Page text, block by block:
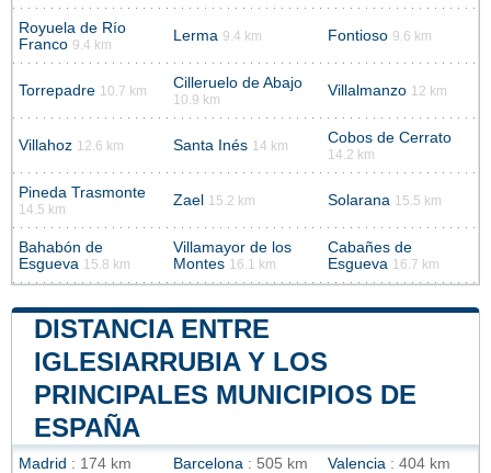
Royuela de Río
Franco 9.4 km
Lerma 9.4 km Fontioso 9.6 km
Torrepadre 10.7 km Cilleruelo de Abajo
10.9 km
Villalmanzo 12 km
Villahoz 12.6 km Santa Inés 14 km Cobos de Cerrato
14.2 km
Pineda Trasmonte
14.5 km
Zael 15.2 km Solarana 15.5 km
Bahabón de
Esgueva 15.8 km
Villamayor de los
Montes 16.1 km
Cabañes de
Esgueva 16.7 km
DISTANCIA ENTRE
IGLESIARRUBIA Y LOS
PRINCIPALES MUNICIPIOS DE
ESPAÑA
Madrid : 174 km Barcelona : 505 km Valencia : 404 km